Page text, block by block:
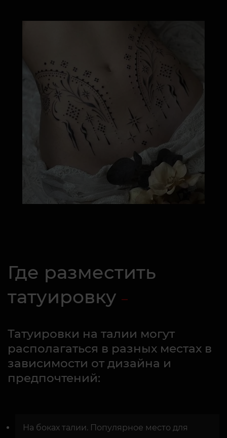
Где разместить
татуировку
Татуировки на талии могут
располагаться в разных местах в
зависимости от дизайна и
предпочтений:
На боках талии. Популярное место для